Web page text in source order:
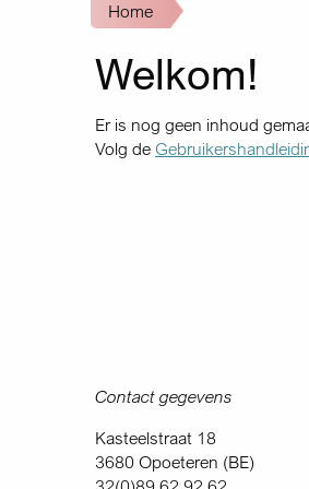
Kruimelpad
Home
Welkom!
Er is nog geen inhoud
Volg de
Contact gegevens
Kasteelstraat 18
3680 Opoeteren (BE)